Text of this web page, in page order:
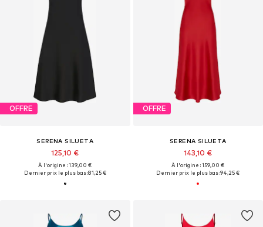
OFFRE
SERENA SILUETA
125,10 €
À l'origine : 139,00 €
Dernier prix le plus bas :81,25 €
OFFRE
SERENA SILUETA
143,10 €
À l'origine : 159,00 €
Dernier prix le plus bas :94,25 €